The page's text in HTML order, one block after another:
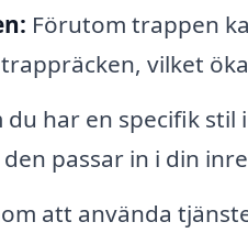
Förutom trappen
vilket
du har en specifik
passar in i din
att använda